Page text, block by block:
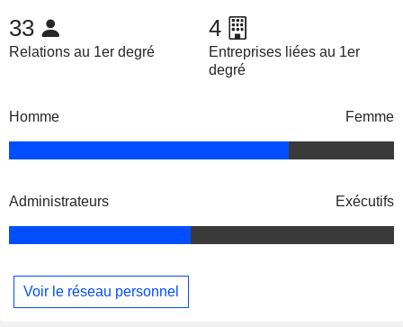
33
Relations au 1er degré
4
Entreprises liées au 1er
degré
Homme Femme
Administrateurs Exécutifs
Voir le réseau personnel